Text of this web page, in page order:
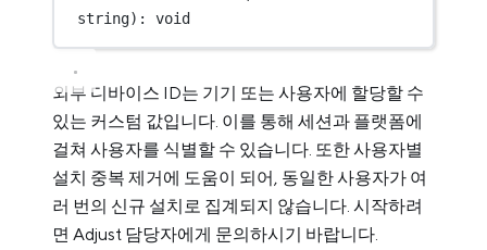
string): void
외부 디바이스 ID는 기기 또는 사용자에 할당할 수
있는 커스텀 값입니다. 이를 통해 세션과 플랫폼에
걸쳐 사용자를 식별할 수 있습니다. 또한 사용자별
설치 중복 제거에 도움이 되어, 동일한 사용자가 여
러 번의 신규 설치로 집계되지 않습니다. 시작하려
면 Adjust 담당자에게 문의하시기 바랍니다.